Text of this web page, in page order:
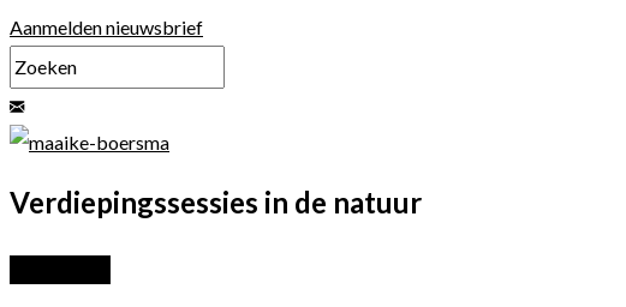
Ga
naar
de
inhoud
Aanmelden nieuwsbrief
Verdiepingssessies in de natuur